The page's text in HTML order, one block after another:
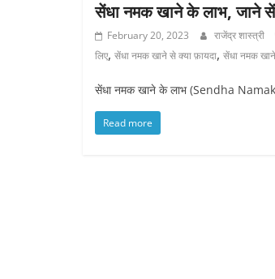
सेंधा नमक खाने के लाभ, जाने
February 20, 2023 राजेंद्र शास्त्री
लिए, सेंधा नमक खाने से क्या फ़ायदा, सेंधा नमक
सेंधा नमक खाने के लाभ (Sendha
Read more